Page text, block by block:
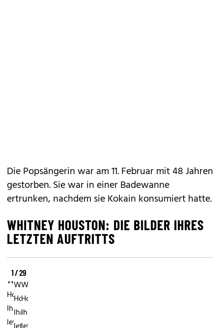
Die Popsängerin war am 11. Februar mit 48 Jahren
gestorben. Sie war in einer Badewanne
ertrunken, nachdem sie Kokain konsumiert hatte.
WHITNEY HOUSTON: DIE BILDER IHRES
LETZTEN AUFTRITTS
1 / 29
Whitney
Houston:
Ihr
letzter
Whitney
Houston:
Ihr
Whitney
Houston:
Ihr